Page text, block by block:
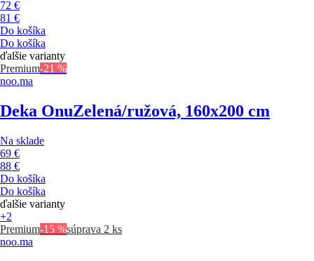
72 €
81 €
Do košíka
Do košíka
ďalšie varianty
Premium-21 %
noo.ma
Deka OnuZelená/ružová, 160x200 cm
Na sklade
69 €
88 €
Do košíka
Do košíka
ďalšie varianty
+2
Premium-15 %súprava 2 ks
noo.ma